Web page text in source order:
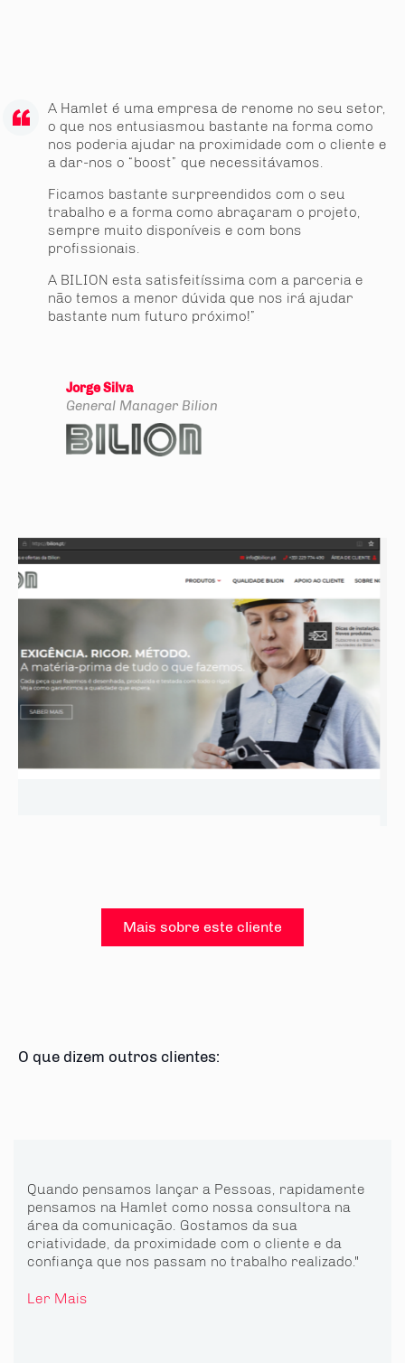
A Hamlet é uma empresa de renome no seu setor,
o que nos entusiasmou bastante na forma como
nos poderia ajudar na proximidade com o cliente e
a dar-nos o “boost” que necessitávamos.
Ficamos bastante surpreendidos com o seu
trabalho e a forma como abraçaram o projeto,
sempre muito disponíveis e com bons
profissionais.
A BILION esta satisfeitíssima com a parceria e
não temos a menor dúvida que nos irá ajudar
bastante num futuro próximo!”
Jorge Silva
General Manager Bilion
Mais sobre este cliente
O que dizem outros clientes:
Quando pensamos lançar a Pessoas, rapidamente
pensamos na Hamlet como nossa consultora na
área da comunicação. Gostamos da sua
criatividade, da proximidade com o cliente e da
confiança que nos passam no trabalho realizado."
Ler Mais